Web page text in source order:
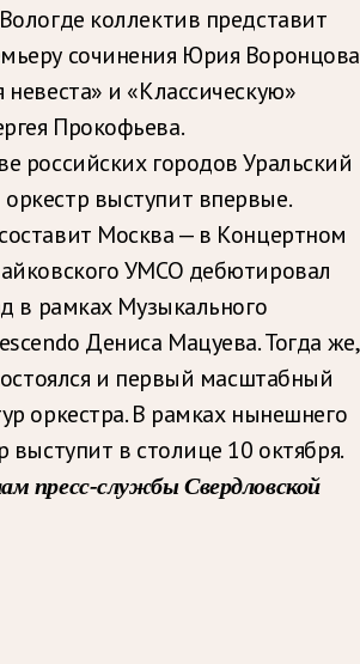
коллектив представит
сочинения Юрия Воронцова
невеста» и «Классическую»
Прокофьева.
российских городов Уральский
выступит впервые.
Москва — в Концертном
УМСО дебютировал
в рамках Музыкального
Дениса Мацуева. Тогда же,
и первый масштабный
оркестра. В рамках нынешнего
выступит в столице 10 октября.
пресс-службы Свердловской